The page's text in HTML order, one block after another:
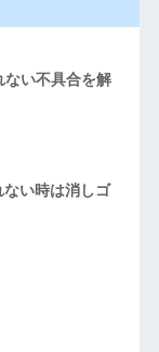
い不具合を解
い時は消しゴ